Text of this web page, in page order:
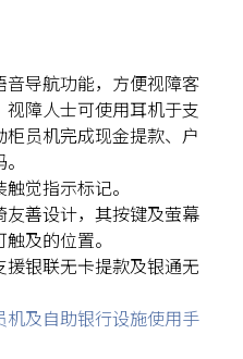
L120 号舖（港铁天水围
金禧花园地下1及2号舖
导航功能，方便视障客
障人士可使用耳机于支
员机完成现金提款、户
觉指示标记。
善设计，其按键及萤幕
及的位置。
银联无卡提款及银通无
及自助银行设施使用手